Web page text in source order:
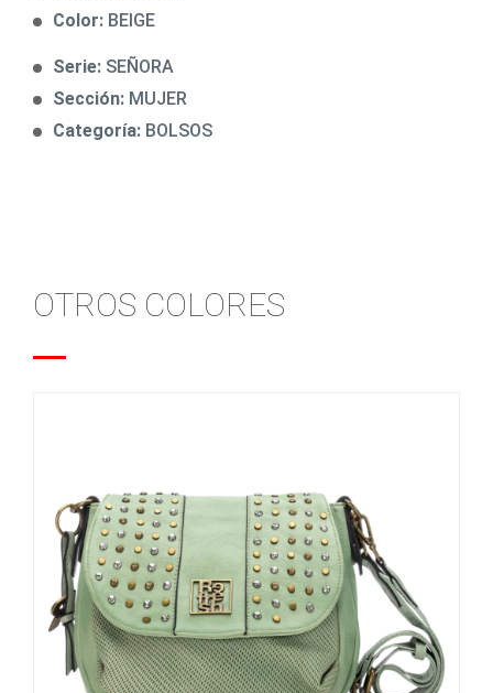
Color: BEIGE
Serie: SEÑORA
Sección: MUJER
Categoría: BOLSOS
OTROS COLORES